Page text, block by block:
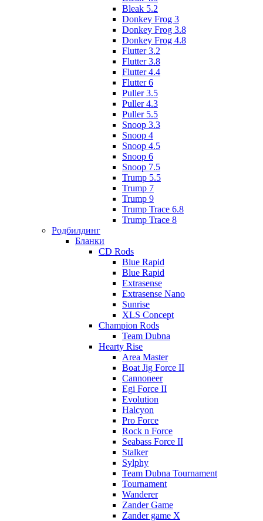
Bleak 5.2
Donkey Frog 3
Donkey Frog 3.8
Donkey Frog 4.8
Flutter 3.2
Flutter 3.8
Flutter 4.4
Flutter 6
Puller 3.5
Puller 4.3
Puller 5.5
Snoop 3.3
Snoop 4
Snoop 4.5
Snoop 6
Snoop 7.5
Trump 5.5
Trump 7
Trump 9
Trump Trace 6.8
Trump Trace 8
Родбилдинг
Бланки
CD Rods
Blue Rapid
Blue Rapid
Extrasense
Extrasense Nano
Sunrise
XLS Concept
Champion Rods
Team Dubna
Hearty Rise
Area Master
Boat Jig Force II
Cannoneer
Egi Force II
Evolution
Halcyon
Pro Force
Rock n Force
Seabass Force II
Stalker
Sylphy
Team Dubna Tournament
Tournament
Wanderer
Zander Game
Zander game X